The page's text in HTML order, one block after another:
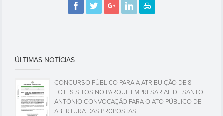
ÚLTIMAS NOTÍCIAS
CONCURSO PÚBLICO PARA A ATRIBUIÇÃO DE 8
LOTES SITOS NO PARQUE EMPRESARIAL DE SANTO
ANTÓNIO CONVOCAÇÃO PARA O ATO PÚBLICO DE
ABERTURA DAS PROPOSTAS